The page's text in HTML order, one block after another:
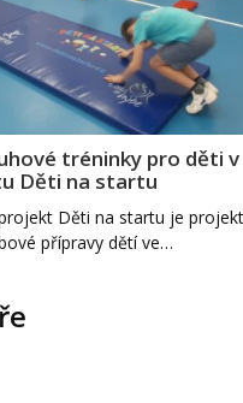
tréninky pro děti v
Děti na startu
Děti na startu je projekt
přípravy dětí ve…